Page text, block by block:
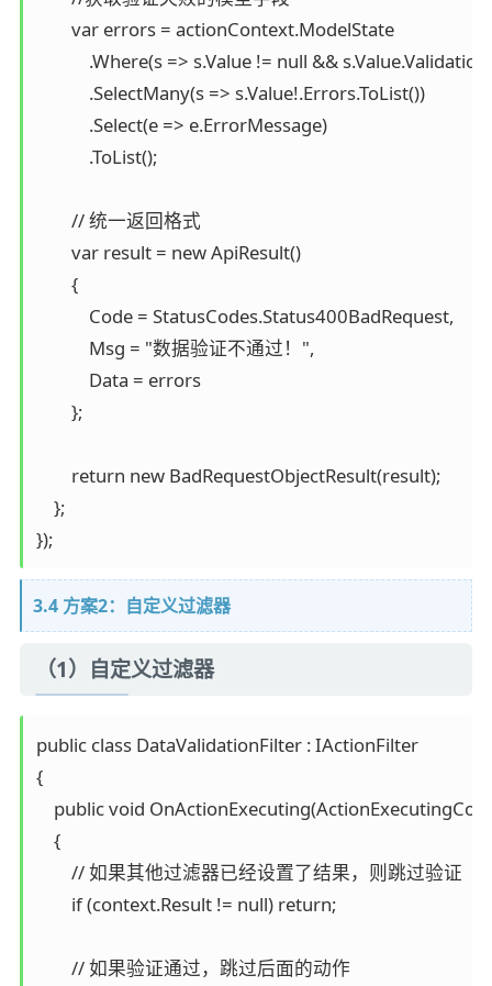
        var errors = actionContext.ModelState
.Where(s => s.Value != null &&
            .SelectMany(s => s.Value!.Errors.ToList())
            .Select(e => e.ErrorMessage)
            .ToList();
        // 统一返回格式
        var result = new ApiResult()
        {
            Code = StatusCodes.Status400BadRequest,
            Msg = "数据验证不通过！",
            Data = errors
        };
        return new BadRequestObjectResult(result);
    };
});
3.4 方案2：自定义过滤器
（1）自定义过滤器
public class DataValidationFilter : IActionFilter
{
public void
    {
        // 如果其他过滤器已经设置了结果，则跳过验证
        if (context.Result != null) return;
        // 如果验证通过，跳过后面的动作